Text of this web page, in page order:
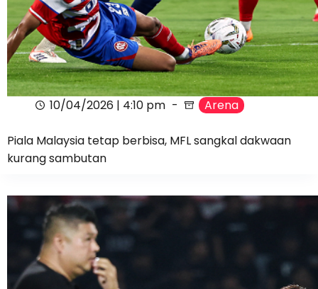
10/04/2026 | 4:10 pm Arena
Piala Malaysia tetap berbisa, MFL sangkal dakwaan
kurang sambutan